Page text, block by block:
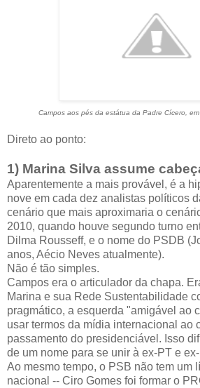
Campos aos pés da estátua da Padre Cícero,
Direto ao ponto:
1) Marina Silva assume
Aparentemente a mais provável, é a
nove em cada dez analistas políticos
cenário que mais aproximaria o
2010, quando houve segundo turno
Dilma Rousseff, e o nome do PSDB
anos, Aécio Neves atualmente).
Não é tão simples.
Campos era o articulador da chapa.
Marina e sua Rede Sustentabilidade
pragmático, a esquerda "amigável ao
usar termos da mídia internacional ao
passamento do presidenciável. Isso
de um nome para se unir à ex-PT e
Ao mesmo tempo, o PSB não tem um
nacional -- Ciro Gomes foi formar o